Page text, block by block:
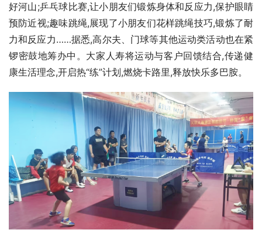
好河山;乒乓球比赛,让小朋友们锻炼身体和反应力,保护眼睛
预防近视;趣味跳绳,展现了小朋友们花样跳绳技巧,锻炼了耐
力和反应力……据悉,高尔夫、门球等其他运动类活动也在紧
锣密鼓地筹办中。大家人寿将运动与客户回馈结合,传递健
康生活理念,开启热“练”计划,燃烧卡路里,释放快乐多巴胺。